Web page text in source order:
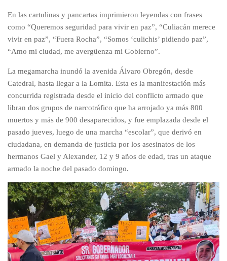
En las cartulinas y pancartas imprimieron leyendas con frases
como “Queremos seguridad para vivir en paz”, “Culiacán merece
vivir en paz”, “Fuera Rocha”, “Somos ‘culichis’ pidiendo paz”,
“Amo mi ciudad, me avergüenza mi Gobierno”.
La megamarcha inundó la avenida Álvaro Obregón, desde
Catedral, hasta llegar a la Lomita. Esta es la manifestación más
concurrida registrada desde el inicio del conflicto armado que
libran dos grupos de narcotráfico que ha arrojado ya más 800
muertos y más de 900 desaparecidos, y fue emplazada desde el
pasado jueves, luego de una marcha “escolar”, que derivó en
ciudadana, en demanda de justicia por los asesinatos de los
hermanos Gael y Alexander, 12 y 9 años de edad, tras un ataque
armado la noche del pasado domingo.